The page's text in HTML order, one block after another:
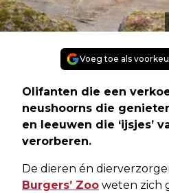
Voeg toe als
Olifanten die een
neushoorns die
en leeuwen die ‘ijsjes’
verorberen.
De dieren én
Burgers’ Zoo weten zich